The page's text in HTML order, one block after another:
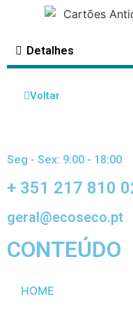
Detalhes
Voltar
Seg - Sex: 9:00 - 18:00
+ 351 217 810
geral@ecoseco.pt
CONTEÚDO
HOME